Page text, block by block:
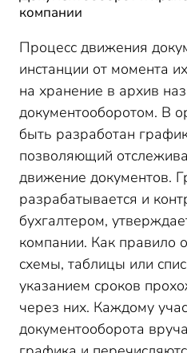
компании
Процесс движения
инстанции от момента
на хранение в архив
документооборотом. В
быть разработан
позволяющий
движение документов.
разрабатывается и
бухгалтером,
компании. Как правило
схемы, таблицы или
указанием сроков
через них. Каждому
документооборота